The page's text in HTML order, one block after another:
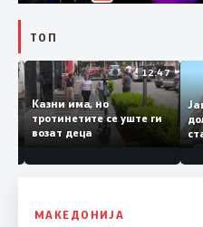
ТОП
12:50
и
12:47
Казни има, но
тротинетите се уште ги
возат деца
МАКЕДОНИЈА